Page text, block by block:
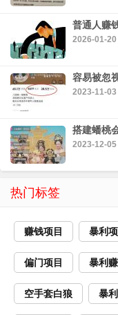
普通人赚
2026-01-20
容易被忽
2023-11-03
搭建蟠桃
2023-12-05
热门标签
赚钱项目 暴利
偏门项目 暴利
空手套白狼 暴